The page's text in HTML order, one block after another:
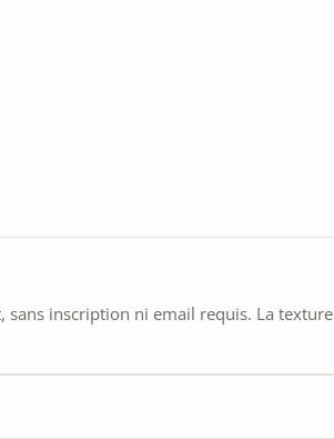
sans inscription ni email requis. La texture